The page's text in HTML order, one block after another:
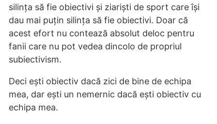
silința să fie obiectivi și ziariști de sport care își
dau mai puțin silința să fie obiectivi. Doar că
acest efort nu contează absolut deloc pentru
fanii care nu pot vedea dincolo de propriul
subiectivism.
Deci ești obiectiv dacă zici de bine de echipa
mea, dar ești un nemernic dacă ești obiectiv cu
echipa mea.